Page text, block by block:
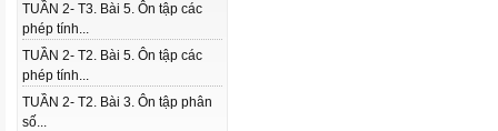
TUẦN 2- T3. Bài 5. Ôn tập các
phép tính...
TUẦN 2- T2. Bài 5. Ôn tập các
phép tính...
TUẦN 2- T2. Bài 3. Ôn tập phân
số...